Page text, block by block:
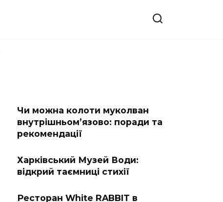
Чи можна колоти муколван
внутрішньом’язово: поради та
рекомендації
Харківський Музей Води:
відкрий таємниці стихії
Ресторан White RABBIT в